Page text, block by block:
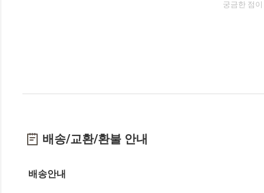
궁금한 점
배송/교환/환불 안내
배송안내